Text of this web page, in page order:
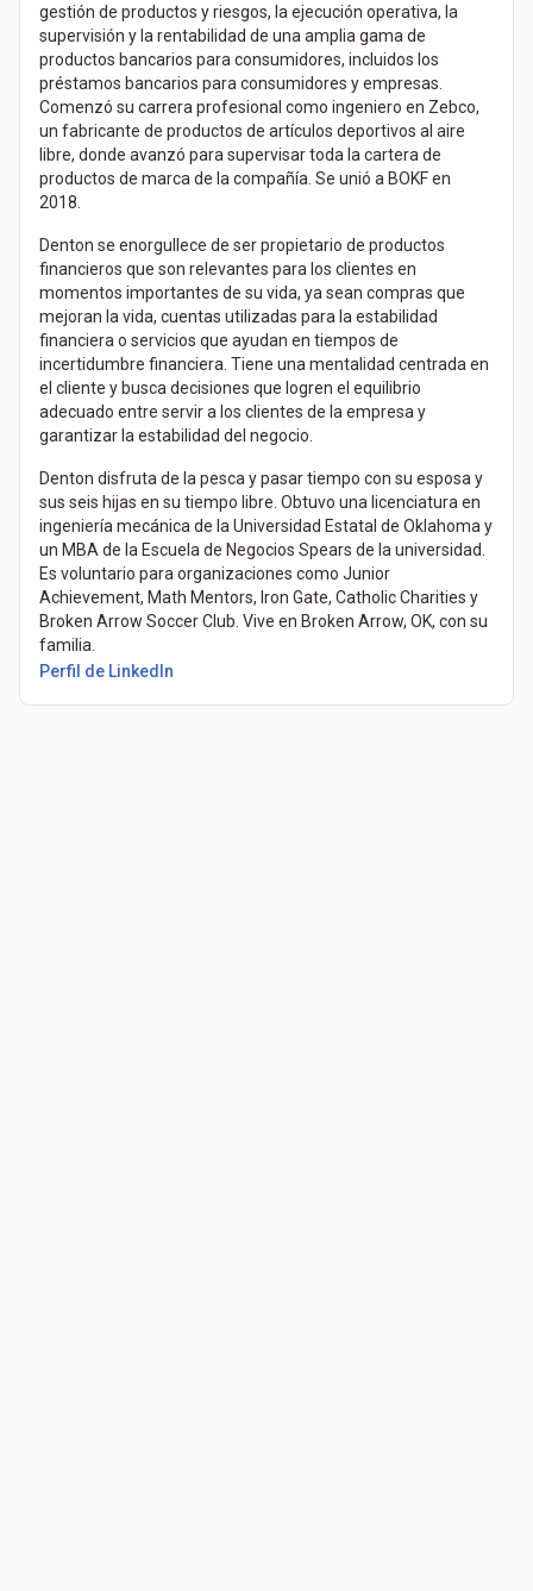
gestión de productos y riesgos, la ejecución operativa, la
supervisión y la rentabilidad de una amplia gama de
productos bancarios para consumidores, incluidos los
préstamos bancarios para consumidores y empresas.
Comenzó su carrera profesional como ingeniero en Zebco,
un fabricante de productos de artículos deportivos al aire
libre, donde avanzó para supervisar toda la cartera de
productos de marca de la compañía. Se unió a BOKF en
2018.
Denton se enorgullece de ser propietario de productos
financieros que son relevantes para los clientes en
momentos importantes de su vida, ya sean compras que
mejoran la vida, cuentas utilizadas para la estabilidad
financiera o servicios que ayudan en tiempos de
incertidumbre financiera. Tiene una mentalidad centrada en
el cliente y busca decisiones que logren el equilibrio
adecuado entre servir a los clientes de la empresa y
garantizar la estabilidad del negocio.
Denton disfruta de la pesca y pasar tiempo con su esposa y
sus seis hijas en su tiempo libre. Obtuvo una licenciatura en
ingeniería mecánica de la Universidad Estatal de Oklahoma y
un MBA de la Escuela de Negocios Spears de la universidad.
Es voluntario para organizaciones como Junior
Achievement, Math Mentors, Iron Gate, Catholic Charities y
Broken Arrow Soccer Club. Vive en Broken Arrow, OK, con su
familia.
Perfil de LinkedIn